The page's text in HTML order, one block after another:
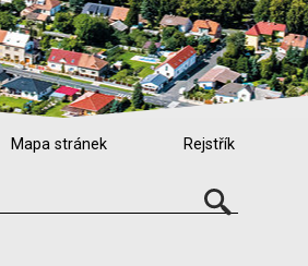
Mapa stránek Rejstřík